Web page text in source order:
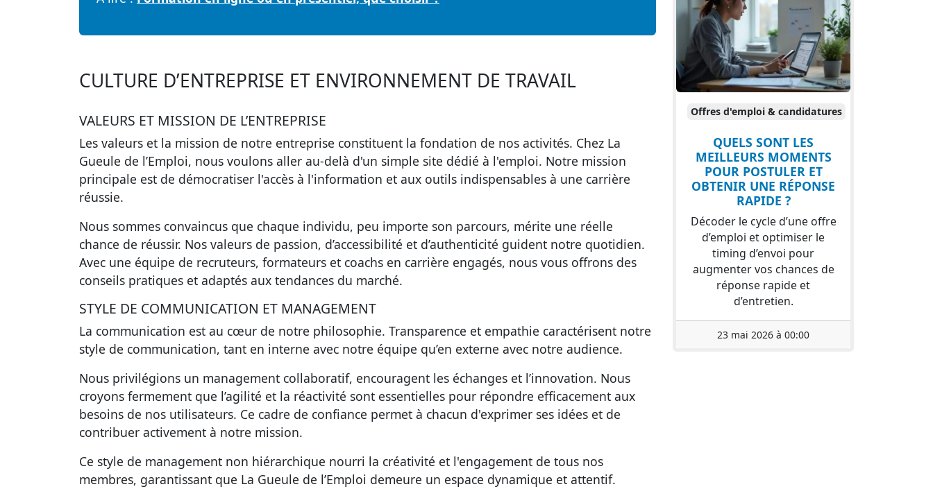
CULTURE D’ENTREPRISE ET ENVIRONNEMENT DE TRAVAIL
VALEURS ET MISSION DE L’ENTREPRISE
Les valeurs et la mission de notre entreprise constituent la fondation de nos activités. Chez La
Gueule de l’Emploi, nous voulons aller au-delà d'un simple site dédié à l'emploi. Notre mission
principale est de démocratiser l'accès à l'information et aux outils indispensables à une carrière
réussie.
Nous sommes convaincus que chaque individu, peu importe son parcours, mérite une réelle
chance de réussir. Nos valeurs de passion, d’accessibilité et d’authenticité guident notre quotidien.
Avec une équipe de recruteurs, formateurs et coachs en carrière engagés, nous vous offrons des
conseils pratiques et adaptés aux tendances du marché.
STYLE DE COMMUNICATION ET MANAGEMENT
La communication est au cœur de notre philosophie. Transparence et empathie caractérisent notre
style de communication, tant en interne avec notre équipe qu’en externe avec notre audience.
Nous privilégions un management collaboratif, encouragent les échanges et l’innovation. Nous
croyons fermement que l’agilité et la réactivité sont essentielles pour répondre efficacement aux
besoins de nos utilisateurs. Ce cadre de confiance permet à chacun d'exprimer ses idées et de
contribuer activement à notre mission.
Ce style de management non hiérarchique nourri la créativité et l'engagement de tous nos
membres, garantissant que La Gueule de l’Emploi demeure un espace dynamique et attentif.
Offres d'emploi & candidatures
QUELS SONT LES
MEILLEURS MOMENTS
POUR POSTULER ET
OBTENIR UNE RÉPONSE
RAPIDE ?
Décoder le cycle d’une offre
d’emploi et optimiser le
timing d’envoi pour
augmenter vos chances de
réponse rapide et
d’entretien.
23 mai 2026 à 00:00